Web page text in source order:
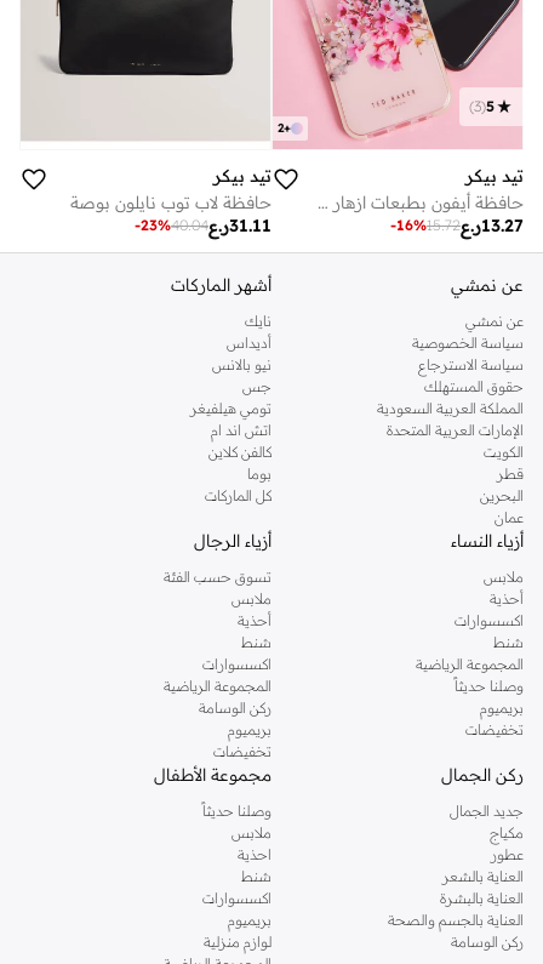
+
2
5
(
3
)
تيد بيكر
حافظة أيفون بطبعات ازهار متعددة الاحجام
ر.ع13.27
15.72
-16%
تيد بيكر
حافظة لاب توب نايلون بوصة
ر.ع31.11
40.04
-23%
عن نمشي
عن نمشي
سياسة الخصوصية
سياسة الاسترجاع
حقوق المستهلك
المملكة العربية السعودية
الإمارات العربية المتحدة
الكويت
قطر
البحرين
عمان
أشهر الماركات
نايك
أديداس
نيو بالانس
جس
تومي هيلفيغر
اتش اند ام
كالفن كلاين
بوما
كل الماركات
أزياء النساء
ملابس
أحذية
اكسسوارات
شنط
المجموعة الرياضية
وصلنا حديثاً
بريميوم
تخفيضات
أزياء الرجال
تسوق حسب الفئة
ملابس
أحذية
شنط
اكسسوارات
المجموعة الرياضية
ركن الوسامة
بريميوم
تخفيضات
ركن الجمال
جديد الجمال
مكياج
عطور
العناية بالشعر
العناية بالبشرة
العناية بالجسم والصحة
ركن الوسامة
مجموعة الأطفال
وصلنا حديثاً
ملابس
احذية
شنط
اكسسوارات
بريميوم
لوازم منزلية